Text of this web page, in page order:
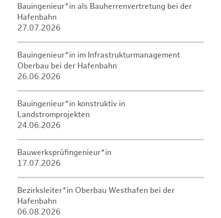
Bauingenieur*in als Bauherrenvertretung bei der
Hafenbahn
27.07.2026
Bauingenieur*in im Infrastrukturmanagement
Oberbau bei der Hafenbahn
26.06.2026
Bauingenieur*in konstruktiv in
Landstromprojekten
24.06.2026
Bauwerksprüfingenieur*in
17.07.2026
Bezirksleiter*in Oberbau Westhafen bei der
Hafenbahn
06.08.2026